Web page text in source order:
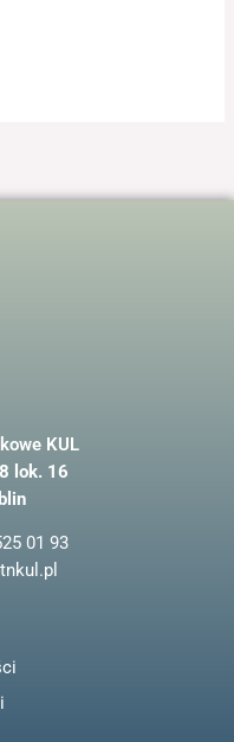
KUL
lok. 16
01 93
podczas